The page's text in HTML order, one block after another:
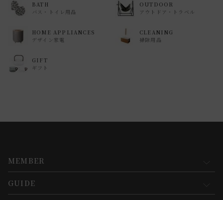
BATH
バス・トイレ用品
OUTDOOR
アウトドア・トラベル
HOME APPLIANCES
デザイン家電
CLEANING
掃除用品
GIFT
ギフト
MEMBER
マイページ
GUIDE